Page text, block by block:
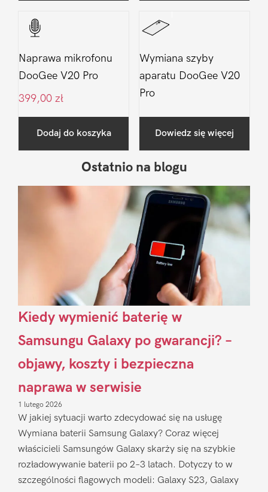
Naprawa mikrofonu
DooGee V20 Pro
399,00 zł
Dodaj do koszyka
Wymiana szyby
aparatu DooGee V20
Pro
Dowiedz się więcej
Sidebar
Ostatnio na blogu
Kiedy wymienić baterię w
Samsungu Galaxy po gwarancji? –
objawy, koszty i bezpieczna
naprawa w serwisie
1 lutego 2026
W jakiej sytuacji warto zdecydować się na usługę
Wymiana baterii Samsung Galaxy? Coraz więcej
właścicieli Samsungów Galaxy skarży się na szybkie
rozładowywanie baterii po 2–3 latach. Dotyczy to w
szczególności flagowych modeli: Galaxy S23, Galaxy